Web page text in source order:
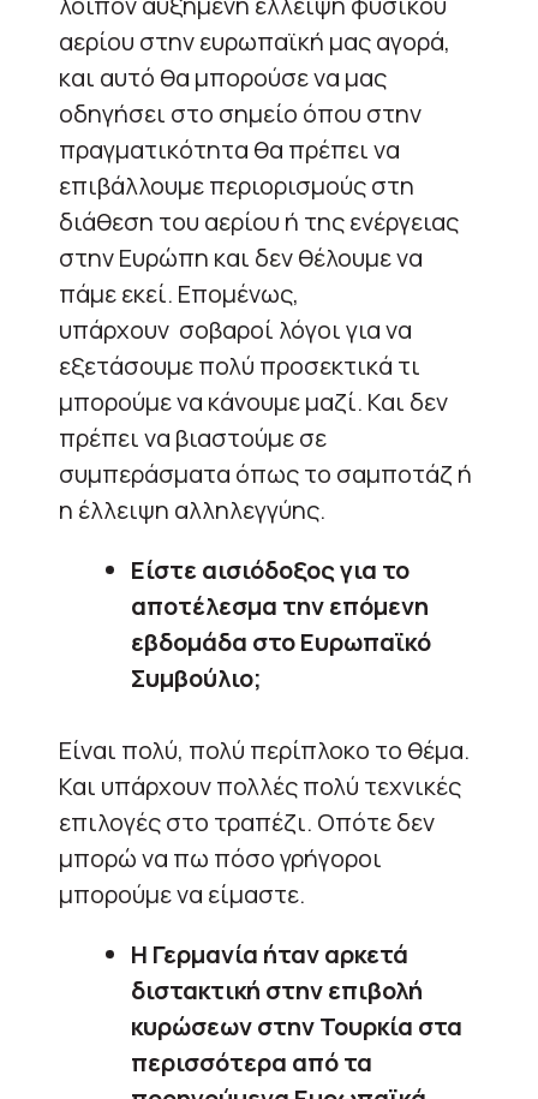
αερίου στην ευρωπαϊκή μας αγορά,
και αυτό θα μπορούσε να μας
οδηγήσει στο σημείο όπου στην
πραγματικότητα θα πρέπει να
επιβάλλουμε περιορισμούς στη
διάθεση του αερίου ή της ενέργειας
στην Ευρώπη και δεν θέλουμε να
πάμε εκεί. Επομένως,
υπάρχουν σοβαροί λόγοι για να
εξετάσουμε πολύ προσεκτικά τι
μπορούμε να κάνουμε μαζί. Και δεν
πρέπει να βιαστούμε σε
συμπεράσματα όπως το σαμποτάζ ή
η έλλειψη αλληλεγγύης.
Είστε αισιόδοξος για το
αποτέλεσμα την επόμενη
εβδομάδα στο Ευρωπαϊκό
Συμβούλιο;
Είναι πολύ, πολύ περίπλοκο το θέμα.
Και υπάρχουν πολλές πολύ τεχνικές
επιλογές στο τραπέζι. Οπότε δεν
μπορώ να πω πόσο γρήγοροι
μπορούμε να είμαστε.
Η Γερμανία ήταν αρκετά
διστακτική στην επιβολή
κυρώσεων στην Τουρκία στα
περισσότερα από τα